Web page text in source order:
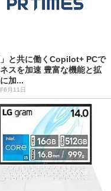
」と共に働くCopilot+ PCで
スを加速 豊富な機能と拡
加...
6月11日